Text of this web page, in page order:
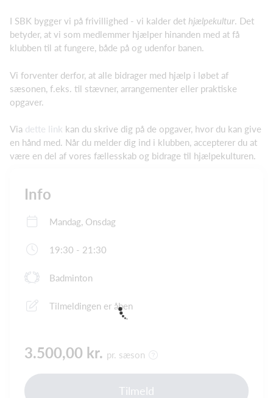
I SBK bygger vi på frivillighed - vi kalder det hjælpekultur. Det
betyder, at vi som medlemmer hjælper hinanden med at få
klubben til at fungere, både på og udenfor banen.
Vi forventer derfor, at alle bidrager med hjælp i løbet af
sæsonen, f.eks. til stævner, arrangementer eller praktiske
opgaver.
Via dette link kan du skrive dig på de opgaver, hvor du kan give
en hånd med. Når du melder dig ind i klubben, accepterer du at
være en del af vores fællesskab og bidrage til hjælpekulturen.
Info
Mandag, Onsdag
19:30 - 21:30
Badminton
Tilmeldingen er åben
3.500,00 kr. pr. sæson
Tilmeld